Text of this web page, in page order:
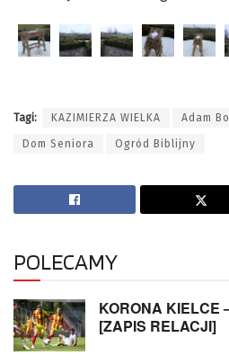
Tagi: KAZIMIERZA WIELKA Adam
Dom Seniora Ogród Biblijny
POLECAMY
KORONA KIELCE
[ZAPIS RELACJI]